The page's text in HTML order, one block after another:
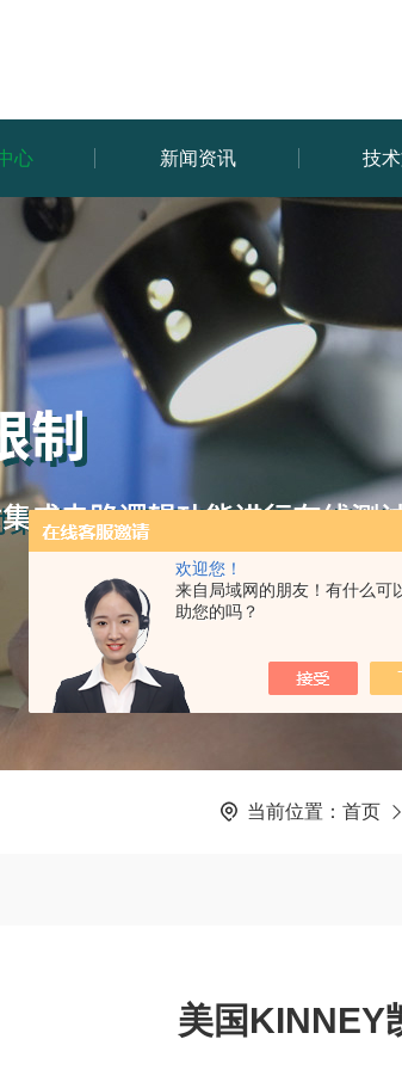
欢迎您！
来自局域网的朋友！有什么可
助您的吗？
心 新闻资讯 技
当前位置： 首页
美国KINNEY